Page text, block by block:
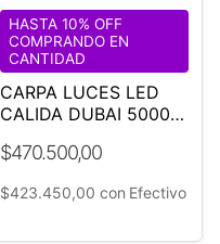
CARPA LUCES LED
CALIDA DUBAI 5000
$470.500,00
HASTA 10% OFF
COMPRANDO EN
CANTIDAD
$423.450,00 con Efectivo